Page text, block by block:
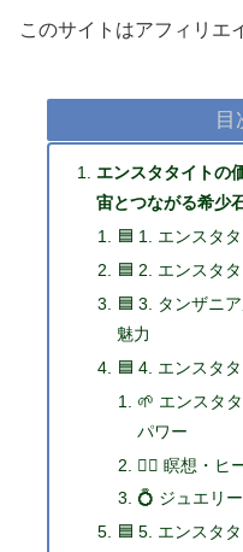
このサイトはアフィリエ
目
エンスタタイトの
宙とつながる希少
🟦 1. エンスタ
🟦 2. エンスタ
🟦 3. タンザニ
魅力
🟦 4. エンスタ
🌱 エンスタ
パワー
🧘‍♀️ 瞑想・ヒ
💍 ジュエリ
🟦 5. エンスタ